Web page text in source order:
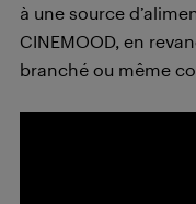
à une source
CINEMOOD, en
branché ou même